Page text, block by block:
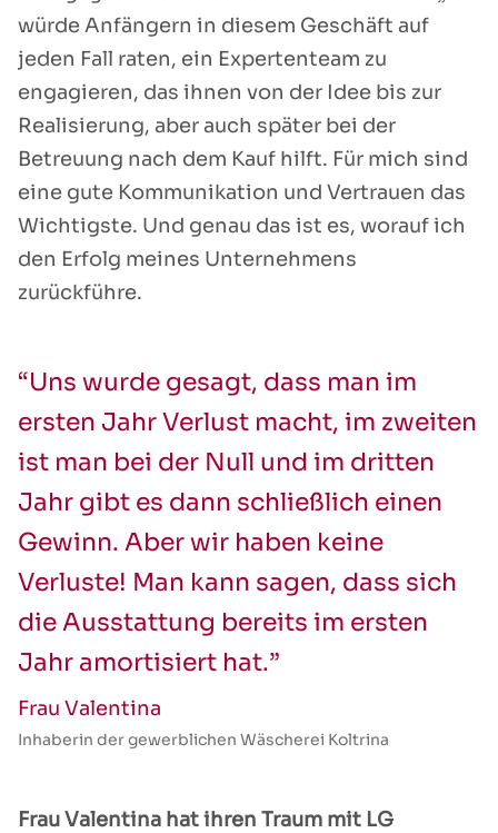
würde Anfängern in diesem Geschäft auf
jeden Fall raten, ein Expertenteam zu
engagieren, das ihnen von der Idee bis zur
Realisierung, aber auch später bei der
Betreuung nach dem Kauf hilft. Für mich sind
eine gute Kommunikation und Vertrauen das
Wichtigste. Und genau das ist es, worauf ich
den Erfolg meines Unternehmens
zurückführe.
“Uns wurde gesagt, dass man im
ersten Jahr Verlust macht, im zweiten
ist man bei der Null und im dritten
Jahr gibt es dann schließlich einen
Gewinn. Aber wir haben keine
Verluste! Man kann sagen, dass sich
die Ausstattung bereits im ersten
Jahr amortisiert hat.”
Frau Valentina
Inhaberin der gewerblichen Wäscherei Koltrina
Frau Valentina hat ihren Traum mit LG